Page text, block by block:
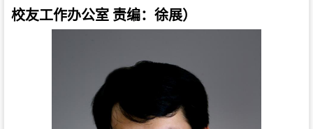
校友工作办公室 责编：徐展）